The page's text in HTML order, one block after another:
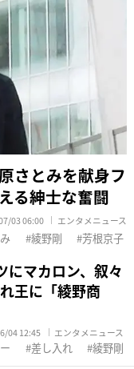
さとみを献身フ
る紳士な奮闘
03 06:00 エンタメニュース
綾野剛 芳根京子
マカロン、叙々
王に「綾野商
04 12:45 エンタメニュース
差し入れ 綾野剛